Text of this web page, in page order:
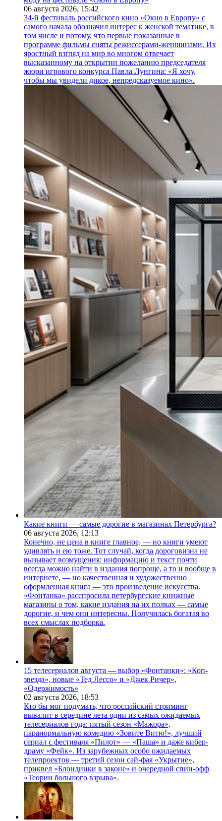
06 августа 2026, 15:42
34-й фестиваль российского кино «Окно в Европу» с
самого начала обозначил интерес к женской тематике, в
том числе и потому, что первые показанные в
программе фильмы сняты режиссерами-женщинами. Их
яростный взгляд на мир во многом отвечает
высказанному на открытии пожеланию председателя
жюри игрового конкурса Павла Лунгина: «Я хочу,
чтобы мы увидели дикое, непредсказуемое кино».
Какие книги — самые дорогие в магазинах Петербурга?
06 августа 2026, 12:13
Конечно, не цена в книге главное, — но книги умеют
удивлять и ею тоже. Тот случай, когда дороговизна не
вызывает возмущения: информацию и текст почти
всегда можно найти в издания попроще, а то и вообще в
интернете, — но качественная и художественно
оформленная книга — это произведение искусства.
«Фонтанка» расспросила петербургские книжные
магазины о том, какие издания на их полках — самые
дорогие, и чем они интересны. Получилась богатая во
всех смыслах подборка.
15 телесериалов августа — выбор «Фонтанки»: «Коп-
звезда», новые «Тед Лессо» и «Джек Ричер»,
«Одержимость»
02 августа 2026, 18:53
Кто бы мог подумать, что российский стриминг
вывалит в середине лета одни из самых ожидаемых
телесериалов года: пятый сезон «Мажора»,
паранормальную комедию «Зовите Витю!», лучший
сериал с фестиваля «Пилот» — «Паша» и даже кибер-
драму «Фейк». Из зарубежных особо ожидаемых
телепроектов — третий сезон сай-фая «Укрытие»,
приквел «Блондинки в законе» и очередной спин-офф
«Теории большого взрыва».